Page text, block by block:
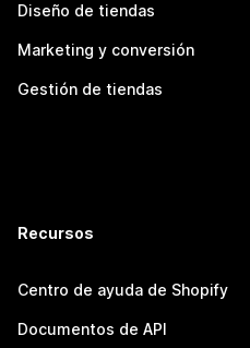
Diseño de tiendas
Marketing y conversión
Gestión de tiendas
Recursos
Centro de ayuda de Shopify
Documentos de API